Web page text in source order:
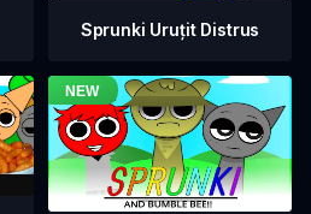
Sprunki Uruțit Distrus